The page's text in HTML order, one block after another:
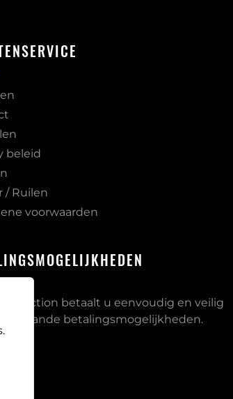
beleid
/ Ruilen
voorwaarden
Protection betaalt u eenvoudig en veilig
betalingsmogelijkheden.